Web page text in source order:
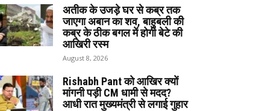
अतीक के उजड़े घर से कब्र तक
जाएगा अबान का शव, बाहुबली की
कब्र के ठीक बगल में होगी बेटे की
आखिरी रस्म
August 8, 2026
Rishabh Pant को आखिर क्यों
मांगनी पड़ी CM धामी से मदद?
आधी रात मुख्यमंत्री से लगाई गुहार